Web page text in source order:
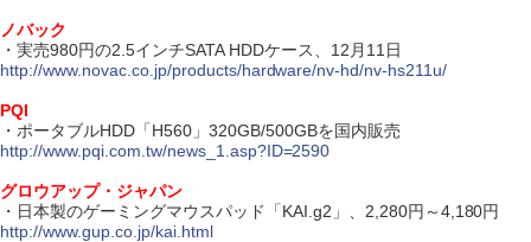
ノバック
・実売980円の2.5インチSATA HDDケース、12月11日
http://www.novac.co.jp/products/hardware/nv-hd/nv-hs211u/
PQI
・ポータブルHDD「H560」320GB/500GBを国内販売
http://www.pqi.com.tw/news_1.asp?ID=2590
グロウアップ・ジャパン
・日本製のゲーミングマウスパッド「KAI.g2」、2,280円～4,180円
http://www.gup.co.jp/kai.html